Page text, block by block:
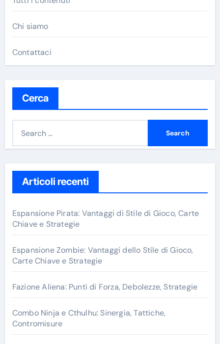
Chi siamo
Contattaci
Cerca
h
f
o
r
:
Articoli recenti
Espansione Pirata: Vantaggi di Stile di Gioco, Carte
Chiave e Strategie
Espansione Zombie: Vantaggi dello Stile di Gioco,
Carte Chiave e Strategie
Fazione Aliena: Punti di Forza, Debolezze, Strategie
Combo Ninja e Cthulhu: Sinergia, Tattiche,
Contromisure